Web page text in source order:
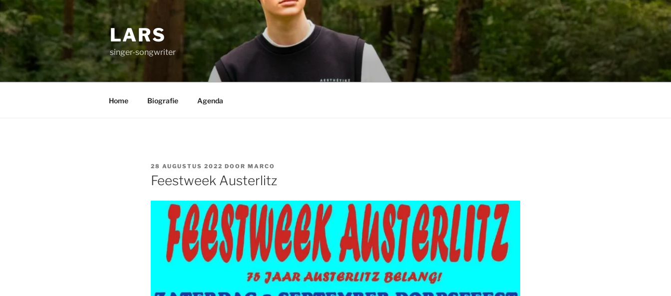
Ga
naar
de
inhoud
LARS
singer-songwriter
Home Biografie Agenda
GEPLAATST
OP
28 AUGUSTUS 2022 DOOR MARCO
Feestweek Austerlitz